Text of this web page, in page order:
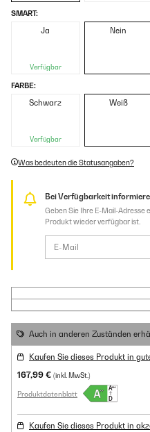
SMART:
Ja
Verfügbar
Nein
FARBE:
Schwarz
Verfügbar
Weiß
Was bedeuten die Statusangaben?
Bei Verfügbarkeit
Geben Sie Ihre E-Mail-Adresse
Produkt wieder verfügbar ist.
Auch in anderen Zuständen
Kaufen Sie dieses Produkt in
167,99 € (inkl. MwSt.)
Produktdatenblatt
Kaufen Sie dieses Produkt in